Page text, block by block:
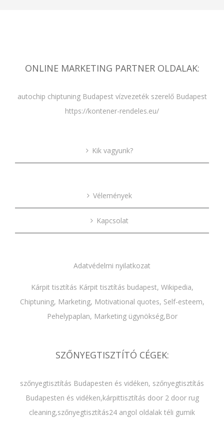
ONLINE MARKETING PARTNER OLDALAK:
autochip chiptuning Budapest vízvezeték szerelő Budapest
https://kontener-rendeles.eu/
Kik vagyunk?
Vélemények
Kapcsolat
Adatvédelmi nyilatkozat
Kárpit tisztítás Kárpit tisztítás budapest, Wikipedia,
Chiptuning, Marketing, Motivational quotes, Self-esteem,
Pehelypaplan, Marketing ügynökség,Bor
SZŐNYEGTISZTÍTÓ CÉGEK:
szőnyegtisztítás Budapesten és vidéken, szőnyegtisztítás
Budapesten és vidéken,kárpittisztítás door 2 door rug
cleaning,szőnyegtisztítás24 angol oldalak téli gumik